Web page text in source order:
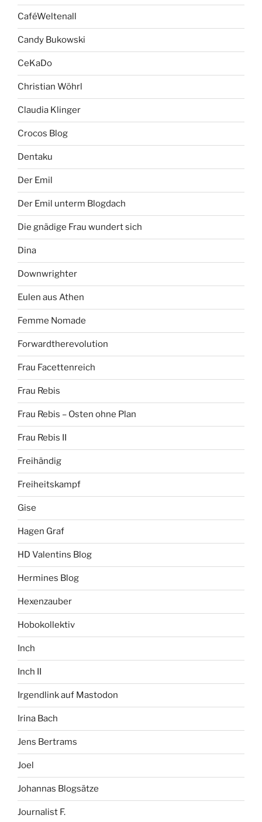
CaféWeltenall
Candy Bukowski
CeKaDo
Christian Wöhrl
Claudia Klinger
Crocos Blog
Dentaku
Der Emil
Der Emil unterm Blogdach
Die gnädige Frau wundert sich
Dina
Downwrighter
Eulen aus Athen
Femme Nomade
Forwardtherevolution
Frau Facettenreich
Frau Rebis
Frau Rebis – Osten ohne Plan
Frau Rebis II
Freihändig
Freiheitskampf
Gise
Hagen Graf
HD Valentins Blog
Hermines Blog
Hexenzauber
Hobokollektiv
Inch
Inch II
Irgendlink auf Mastodon
Irina Bach
Jens Bertrams
Joel
Johannas Blogsätze
Journalist F.